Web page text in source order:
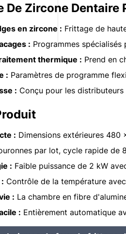
De Zircone
en zircone : Frittage de
:Programmes spécialisés
thermique : Prend en
: Paramètres de programme
: Conçu pour les
: Dimensions extérieures
par lot, cycle rapide de
: Faible puissance de 2 kW
Contrôle de la température
: La chambre en fibre
: Entièrement automatique